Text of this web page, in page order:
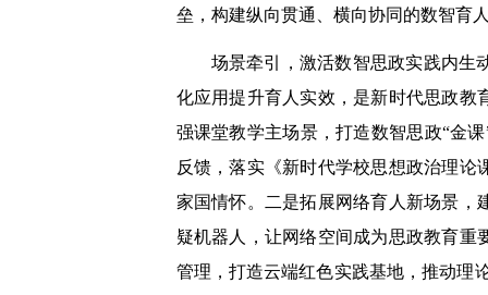
垒，构建纵向贯通、横向协同的数智育
场景牵引，激活数智思政实践内生
化应用提升育人实效，是新时代思政教
强课堂教学主场景，打造数智思政“金
反馈，落实《新时代学校思想政治理
家国情怀。二是拓展网络育人新场景，
疑机器人，让网络空间成为思政教育
管理，打造云端红色实践基地，推动理